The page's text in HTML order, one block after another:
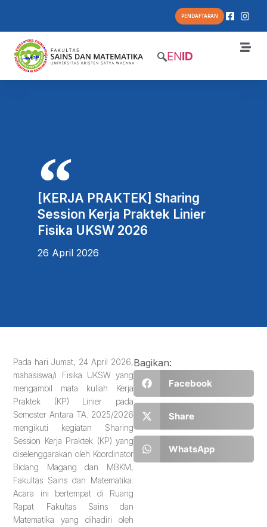
PENDAFTARAN
ENID
[KERJA PRAKTEK] Sharing
Session Kerja Praktek Linier
Fisika UKSW 2026
26 April 2026
Pada hari Jumat, 24 April 2026,
mahasiswa/i Fisika UKSW yang
mengambil mata kuliah Kerja
Praktek (KP) Linier pada
Semester Antara TA. 2025/2026
mengikuti kegiatan Sharing
Session Kerja Praktek (KP) yang
diselenggarakan oleh Koordinator
Bidang Magang dan MBKM,
Fakultas Sains dan Matematika.
Acara ini bertempat di Ruang
Rapat Fakultas Sains dan
Matematika yang dihadiri oleh
Bagikan:
Facebook
Share
WhatsApp